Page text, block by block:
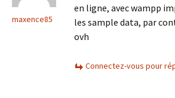
maxence85
en ligne, avec wampp
les sample data, par
ovh
Connectez-vous pour